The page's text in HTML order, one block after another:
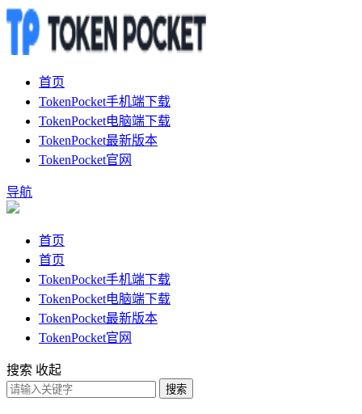
首页
TokenPocket手机端下载
TokenPocket电脑端下载
TokenPocket最新版本
TokenPocket官网
导航
首页
首页
TokenPocket手机端下载
TokenPocket电脑端下载
TokenPocket最新版本
TokenPocket官网
搜索 收起
搜索